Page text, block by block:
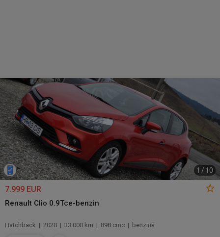
1 / 10
7.999 EUR
Renault Clio 0.9Tce-benzin
Hatchback | 2020 | 33.000 km | 898 cmc | benzină